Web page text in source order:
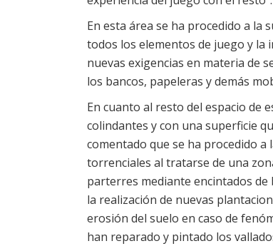
En esta área se ha procedido a la
todos los elementos de juego y la
nuevas exigencias en materia de
los bancos, papeleras y demás
En cuanto al resto del espacio de
colindantes y con una superficie
comentado que se ha procedido
torrenciales al tratarse de una
parterres mediante encintados
la realización de nuevas
erosión del suelo en caso de
han reparado y pintado los